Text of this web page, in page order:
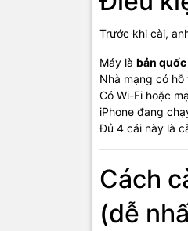
Trước khi cài,
Máy là bản
Nhà mạng có hỗ
Có Wi-Fi hoặc
iPhone đang
Đủ 4 cái này là
Cách
(dễ